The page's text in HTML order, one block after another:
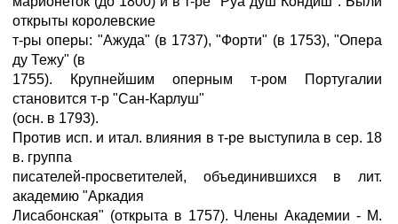
открыты королевские
т-ры оперы: "Ажуда" (в 1737), "Форти" (в 1753), "Опера
ду Тежу" (в
1755). Крупнейшим оперным т-ром Португалии
становится т-р "Сан-Карлуш"
(осн. в 1793).
Против исп. и итал. влияния в т-ре выступила в сер. 18
в. группа
писателей-просветителей, объединившихся в лит.
академию "Аркадия
Лисабонская" (открыта в 1757). Члены Академии - М.